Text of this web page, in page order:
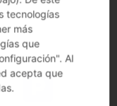
tecnologías
más
que
Al
acepta que